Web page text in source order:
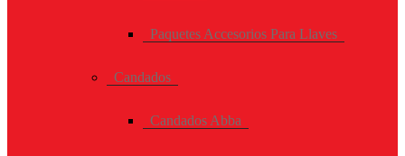
Paquetes Accesorios Para Llaves
Candados
Candados Abba